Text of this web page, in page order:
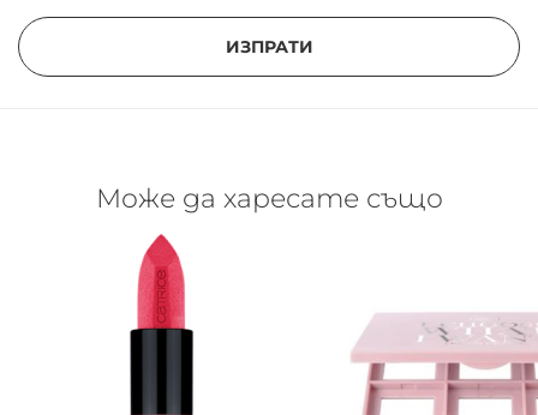
ИЗПРАТИ
Може да харесате също